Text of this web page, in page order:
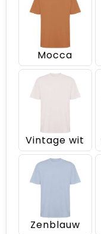
Mocca
Vintage wit
Zenblauw